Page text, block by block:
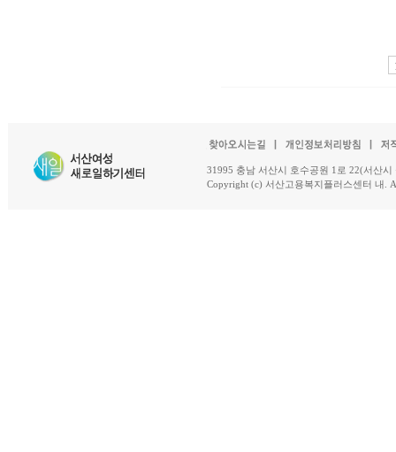
31995 충남 서산시 호수공원 1로 22(서산
Copyright (c) 서산고용복지플러스센터 내.